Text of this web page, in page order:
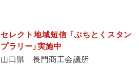
セレクト地域短信 「ぶちとくスタン
プラリー」実施中
山口県 長門商工会議所